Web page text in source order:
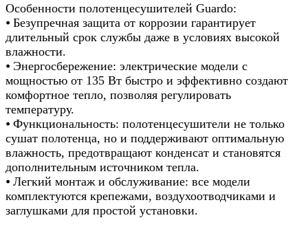
Особенности полотенцесушителей Guardo:
⦁ Безупречная защита от коррозии гарантирует
длительный срок службы даже в условиях высокой
влажности.
⦁ Энергосбережение: электрические модели с
мощностью от 135 Вт быстро и эффективно создают
комфортное тепло, позволяя регулировать
температуру.
⦁ Функциональность: полотенцесушители не только
сушат полотенца, но и поддерживают оптимальную
влажность, предотвращают конденсат и становятся
дополнительным источником тепла.
⦁ Легкий монтаж и обслуживание: все модели
комплектуются крепежами, воздухоотводчиками и
заглушками для простой установки.